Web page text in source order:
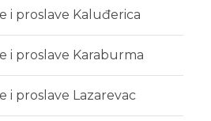
i proslave Kaluđerica
i proslave Karaburma
i proslave Lazarevac